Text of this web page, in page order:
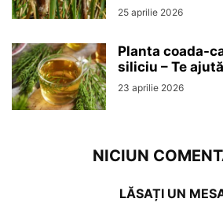
25 aprilie 2026
Planta coada-
siliciu – Te
23 aprilie 2026
NICIUN
LĂSAȚI UN